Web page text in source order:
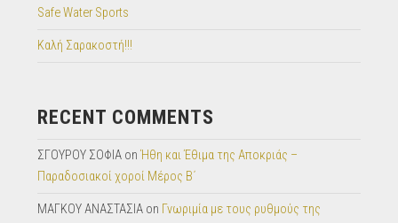
Safe Water Sports
Καλή Σαρακοστή!!!
RECENT COMMENTS
ΣΓΟΥΡΟΥ ΣΟΦΙΑon Ήθη και Έθιμα της Αποκριάς –
Παραδοσιακοί χοροί Μέρος Β΄
ΜΑΓΚΟΥ ΑΝΑΣΤΑΣΙΑon Γνωριμία με τους ρυθμούς της